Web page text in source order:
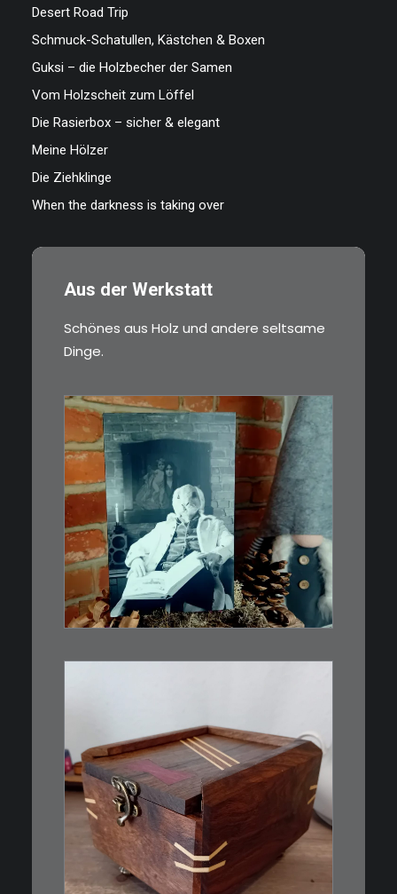
Desert Road Trip
Schmuck-Schatullen, Kästchen & Boxen
Guksi – die Holzbecher der Samen
Vom Holzscheit zum Löffel
Die Rasierbox – sicher & elegant
Meine Hölzer
Die Ziehklinge
When the darkness is taking over
Aus der Werkstatt
Schönes aus Holz und andere seltsame
Dinge.
3,00
Limitierte Auflage. Original:
Abzug von 35mm…
€39,00
Eine kleine, simple Schatulle
aus Nussbaum…